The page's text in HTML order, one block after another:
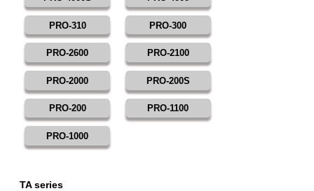
PRO-310 PRO-300
PRO-2600 PRO-2100
PRO-2000 PRO-200S
PRO-200 PRO-1100
PRO-1000
TA series